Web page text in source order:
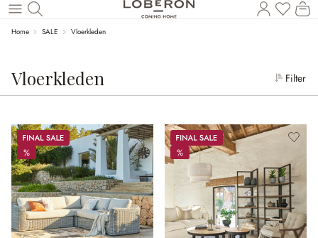
Naar de hoofdinhoud
Home SALE Vloerkleden
Vloerkleden Filter
Sale
%
%
Sale
%
%